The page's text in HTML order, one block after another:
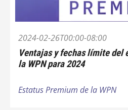
2024-02-26T00:00-08:00
Ventajas y fechas límite del
la WPN para 2024
Estatus Premium de la WPN